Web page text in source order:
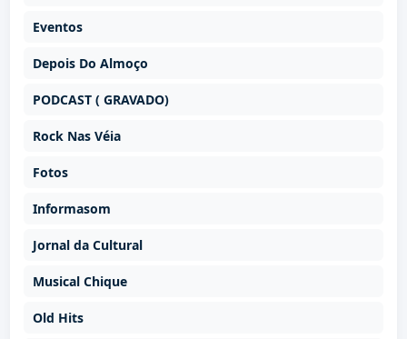
Eventos
Depois Do Almoço
PODCAST ( GRAVADO)
Rock Nas Véia
Fotos
Informasom
Jornal da Cultural
Musical Chique
Old Hits